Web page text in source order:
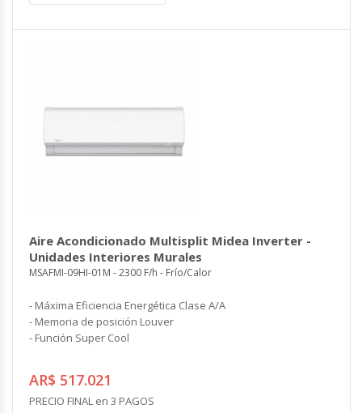
Aire Acondicionado Multisplit Midea Inverter -
Unidades Interiores Murales
MSAFMI-09HI-01M - 2300 F/h - Frío/Calor
- Máxima Eficiencia Energética Clase A/A
- Memoria de posición Louver
- Función Super Cool
AR$ 517.021
PRECIO FINAL en 3 PAGOS